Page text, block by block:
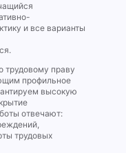
и все варианты
трудовому праву
профильное
высокую
отвечают:
трудовых